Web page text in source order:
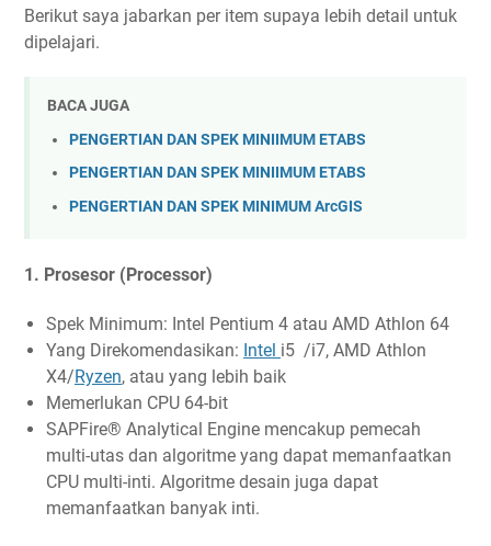
Berikut saya jabarkan per item supaya lebih detail untuk
dipelajari.
BACA JUGA
PENGERTIAN DAN SPEK MINIIMUM ETABS
PENGERTIAN DAN SPEK MINIIMUM ETABS
PENGERTIAN DAN SPEK MINIMUM ArcGIS
1. Prosesor (Processor)
Spek Minimum: Intel Pentium 4 atau AMD Athlon 64
Yang Direkomendasikan: Intel i5 /i7, AMD Athlon
X4/Ryzen, atau yang lebih baik
Memerlukan CPU 64-bit
SAPFire® Analytical Engine mencakup pemecah
multi-utas dan algoritme yang dapat memanfaatkan
CPU multi-inti. Algoritme desain juga dapat
memanfaatkan banyak inti.